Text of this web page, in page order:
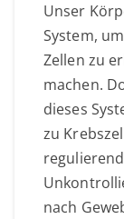
Unser
System,
Zellen zu
machen.
dieses
zu
nach